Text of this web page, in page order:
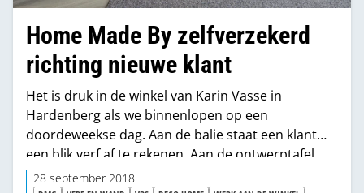
Home Made By zelfverzekerd
richting nieuwe klant
Het is druk in de winkel van Karin Vasse in
Hardenberg als we binnenlopen op een
doordeweekse dag. Aan de balie staat een klant
een blik verf af te rekenen. Aan de ontwerptafel
schenkt de stylist zojuist koffie in voor een jong
28 september 2018